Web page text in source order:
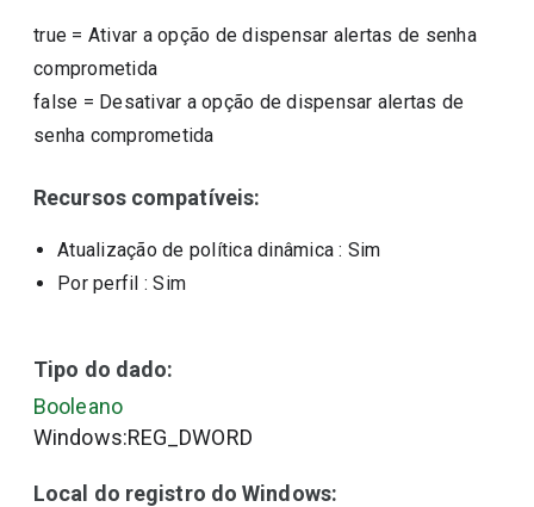
true = Ativar a opção de dispensar alertas de senha
comprometida
false = Desativar a opção de dispensar alertas de
senha comprometida
Recursos compatíveis:
Atualização de política dinâmica : Sim
Por perfil : Sim
Tipo do dado:
Booleano
Windows:REG_DWORD
Local do registro do Windows: